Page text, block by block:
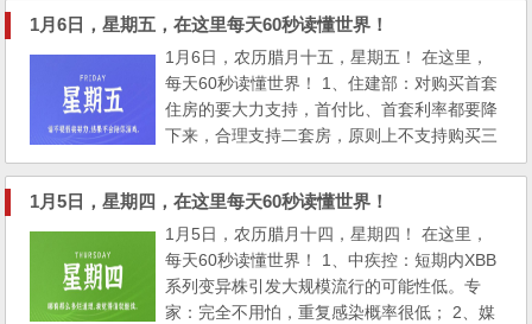
3、上海：将新冠治疗相关药品临时纳入医保
报销范围。1月8日起，上海核酸检测不再延续
免费政策； 4、北京：继续严格执行全域禁放
烟花爆竹政策，冷烟花、摔炮等均在禁放之
列。暂未发现XBB、BQ....
1月6日，星期五，在这里每天60秒读懂世界！
1月6日，农历腊月十五，星期五！ 在这里，
每天60秒读懂世界！ 1、住建部：对购买首套
住房的要大力支持，首付比、首套利率都要降
下来，合理支持二套房，原则上不支持购买三
套以上房； 2、人社部：中小学教师等职称评
审不得设立论文数量硬性要求；七部门：攀
岩、潜水等赛事被列为高危险性体育赛事活
动； 3、深圳：在二手房交易中，对于卖方未
还清贷款、抵押尚未解除，买方也需贷款购房
的情况，买卖双方可选...
1月5日，星期四，在这里每天60秒读懂世界！
1月5日，农历腊月十四，星期四！ 在这里，
每天60秒读懂世界！ 1、中疾控：短期内XBB
系列变异株引发大规模流行的可能性低。专
家：完全不用怕，重复感染概率很低； 2、媒